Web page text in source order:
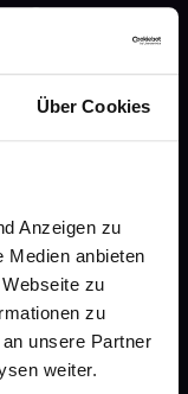
Über Cookies
Anzeigen zu
Medien anbieten
zu
zu
unsere Partner
weiter.